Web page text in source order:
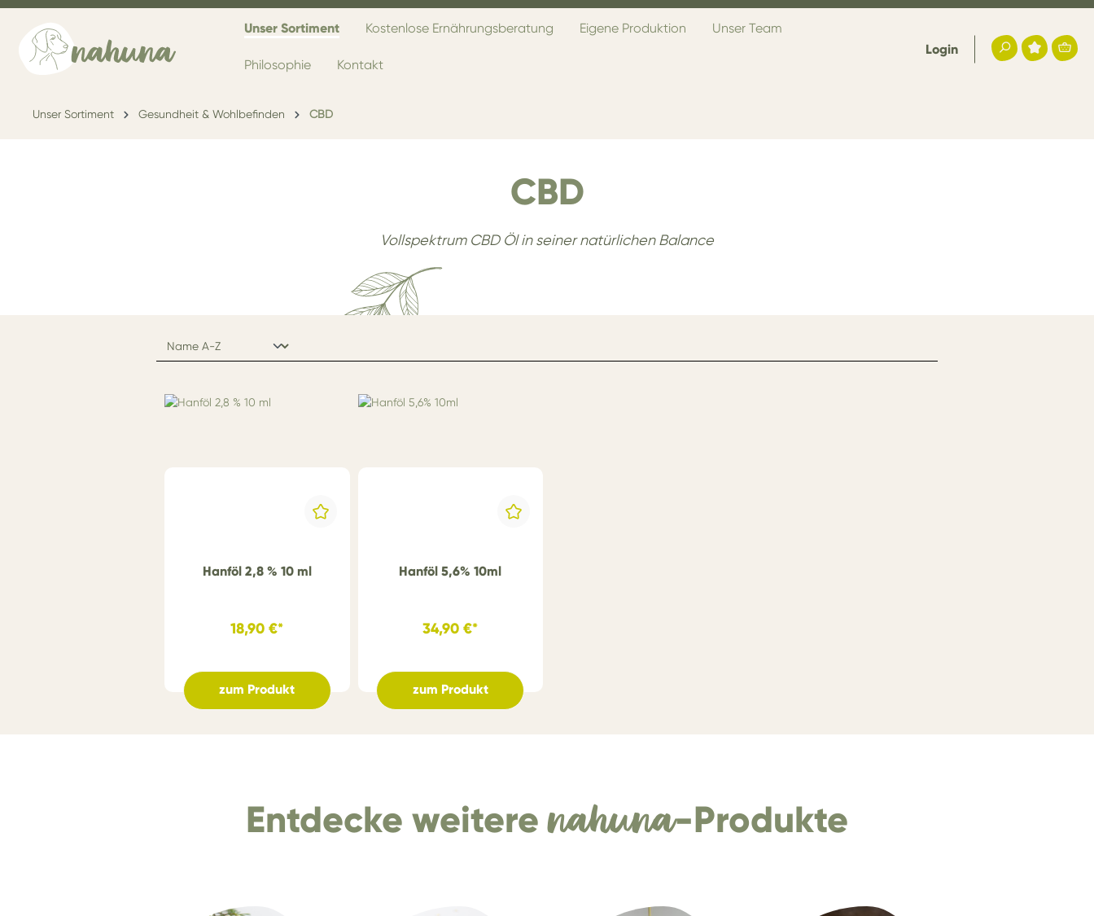
Unser Sortiment Kostenlose Ernährungsberatung Eigene Produktion Unser Team
Philosophie Kontakt
Login
Unser Sortiment Gesundheit & Wohlbefinden CBD
CBD
Vollspektrum CBD Öl in seiner natürlichen Balance
Hanföl 2,8 % 10 ml
18,90 €*
zum Produkt
Hanföl 5,6% 10ml
34,90 €*
zum Produkt
Entdecke weiterenahuna-Produkte